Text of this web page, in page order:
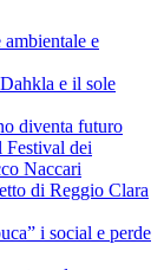
e
e il sole
diventa futuro
Festival dei
Naccari
di Reggio Clara
i social e perde